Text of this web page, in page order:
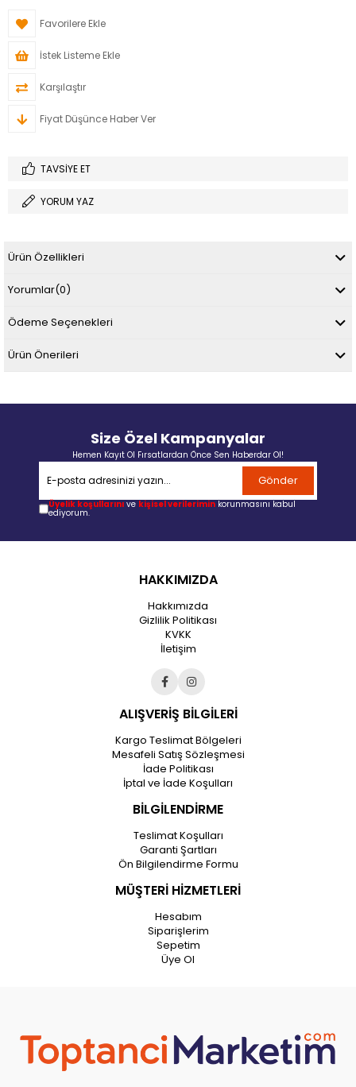
Favorilere Ekle
İstek Listeme Ekle
Karşılaştır
Fiyat Düşünce Haber Ver
TAVSIYE ET
YORUM YAZ
Ürün Özellikleri
Yorumlar(0)
Ödeme Seçenekleri
Ürün Önerileri
Size Özel Kampanyalar
Hemen Kayıt Ol Fırsatlardan Önce Sen Haberdar Ol!
Gönder
Üyelik koşullarını ve kişisel verilerimin korunmasını kabul
ediyorum.
HAKKIMIZDA
Hakkımızda
Gizlilik Politikası
KVKK
İletişim
ALIŞVERİŞ BİLGİLERİ
Kargo Teslimat Bölgeleri
Mesafeli Satış Sözleşmesi
İade Politikası
İptal ve İade Koşulları
BİLGİLENDİRME
Teslimat Koşulları
Garanti Şartları
Ön Bilgilendirme Formu
MÜŞTERİ HİZMETLERİ
Hesabım
Siparişlerim
Sepetim
Üye Ol